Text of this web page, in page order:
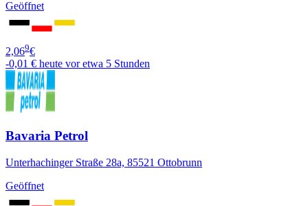
Geöffnet
2,069€
-0,01 € heute vor etwa 5 Stunden
Bavaria Petrol
Unterhachinger Straße 28a, 85521 Ottobrunn
Geöffnet